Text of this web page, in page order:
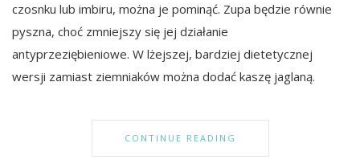
czosnku lub imbiru, można je pominąć. Zupa będzie równie
pyszna, choć zmniejszy się jej działanie
antyprzeziębieniowe. W lżejszej, bardziej dietetycznej
wersji zamiast ziemniaków można dodać kaszę jaglaną.
CONTINUE READING